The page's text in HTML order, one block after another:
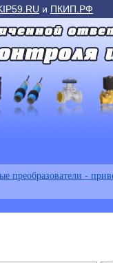
и ПКИП.РФ
преобразователи -